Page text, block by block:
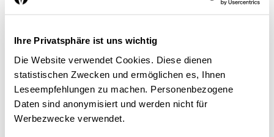
Ihre Privatsphäre ist uns wichtig
Die Website verwendet Cookies. Diese dienen
statistischen Zwecken und ermöglichen es, Ihnen
Leseempfehlungen zu machen. Personenbezogene
Daten sind anonymisiert und werden nicht für
Werbezwecke verwendet.